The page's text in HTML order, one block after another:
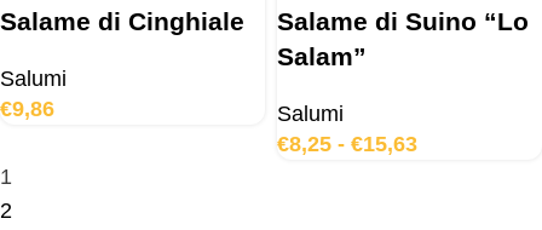
Salame di Cinghiale
Salumi
€9,86
Salame di Suino “Lo
Salam”
Salumi
€8,25 - €15,63
1
2